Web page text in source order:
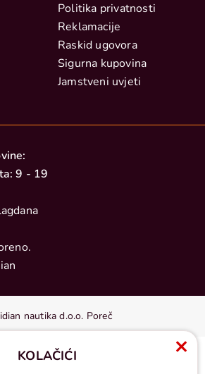
Politika privatnosti
Reklamacije
Raskid ugovora
Sigurna kupovina
Jamstveni uvjeti
9 - 19
nautika d.o.o. Poreč
KOLAČIĆI